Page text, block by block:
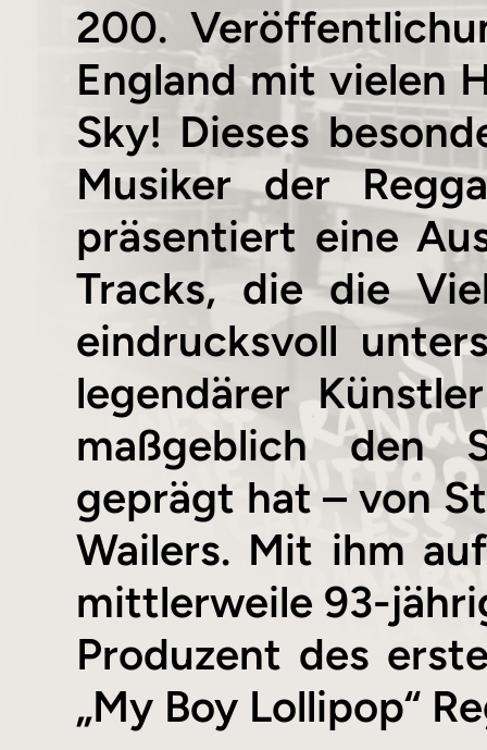
200.
England mit vielen
Sky! Dieses
Musiker der
präsentiert eine
Tracks, die die
eindrucksvoll
legendärer
maßgeblich den
geprägt hat – von
Wailers. Mit ihm
mittlerweile 93-
Produzent des
„My Boy Lollipop“